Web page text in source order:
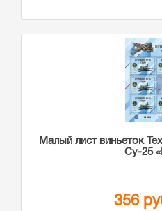
Малый лист виньеток
Су-25
356